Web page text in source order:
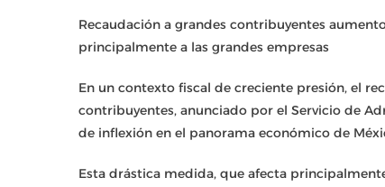
Recaudación a grandes contribuyentes
principalmente a las grandes empresas
En un contexto fiscal de creciente presión, el
contribuyentes, anunciado por el Servicio de
de inflexión en el panorama económico de
Esta drástica medida, que afecta